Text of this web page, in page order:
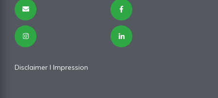
Disclaimer I Impression